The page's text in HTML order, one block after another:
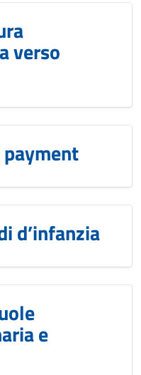
verso
d’infanzia
e